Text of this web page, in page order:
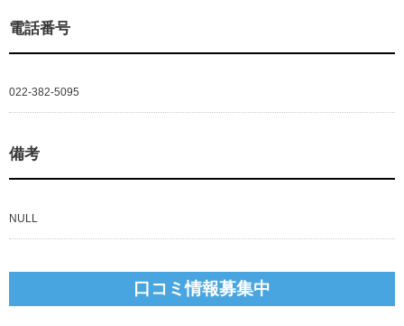
電話番号
022-382-5095
備考
NULL
口コミ情報募集中